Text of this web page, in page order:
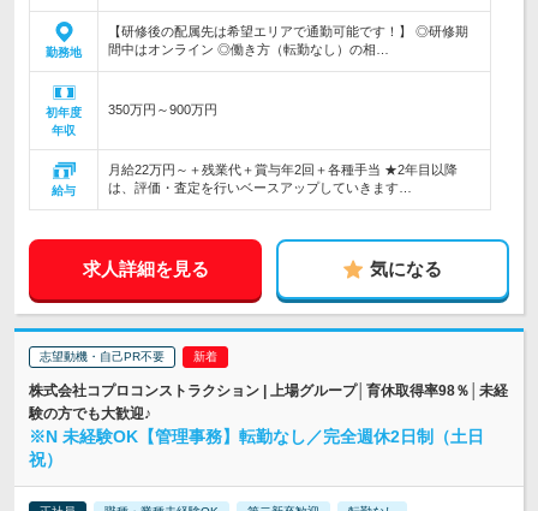
勤務地
【研修後の配属先は希望エリアで通勤可能です！】 ◎研修期
間中はオンライン ◎働き方（転勤なし）の相…
初年度
年収
350万円～900万円
給与
月給22万円～＋残業代＋賞与年2回＋各種手当 ★2年目以降
は、評価・査定を行いベースアップしていきます…
求人詳細を見る 気になる
志望動機・自己PR不要
株式会社コプロコンストラクション | 上場グループ│育休取得率98％│未経
験の方でも大歓迎♪
※N 未経験OK【管理事務】転勤なし／完全週休2日制（土日
祝）